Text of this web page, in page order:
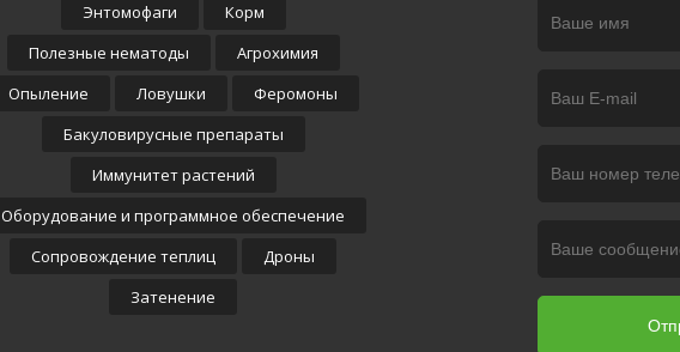
Энтомофаги
Корм
Полезные нематоды
Агрохимия
Опыление
Ловушки
Феромоны
Бакуловирусные препараты
Иммунитет растений
Оборудование и программное обеспечение
Сопровождение теплиц
Дроны
Затенение